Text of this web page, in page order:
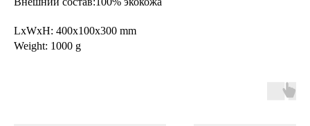
LxWxH: 400x100x300 mm
Weight: 1000 g